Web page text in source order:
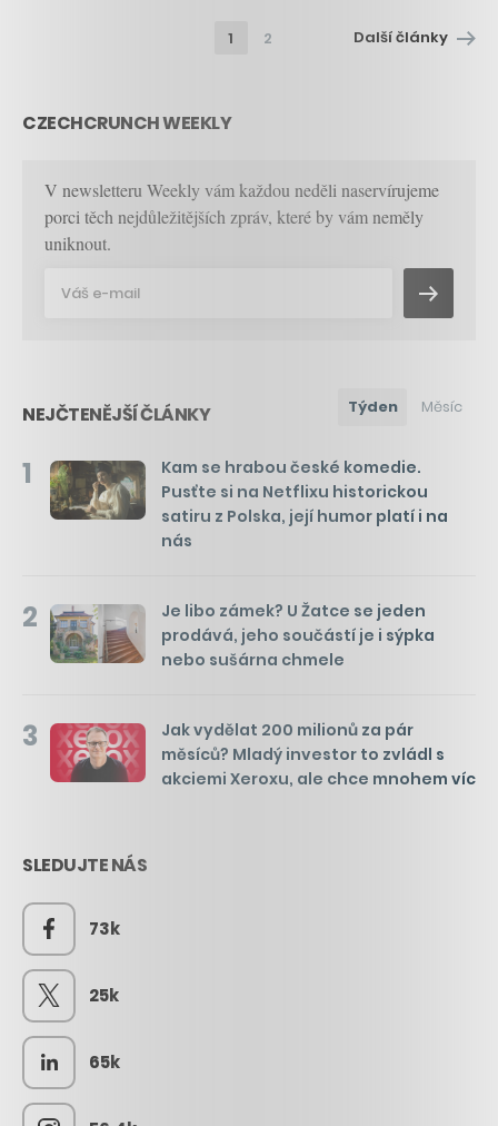
1 2 Další články
CZECHCRUNCH WEEKLY
V newsletteru Weekly vám každou neděli naservírujeme
porci těch nejdůležitějších zpráv, které by vám neměly
uniknout.
NEJČTENĚJŠÍ ČLÁNKY Týden Měsíc
1
Kam se hrabou české komedie.
Pusťte si na Netflixu historickou
satiru z Polska, její humor platí i na
nás
2
Je libo zámek? U Žatce se jeden
prodává, jeho součástí je i sýpka
nebo sušárna chmele
3
Jak vydělat 200 milionů za pár
měsíců? Mladý investor to zvládl s
akciemi Xeroxu, ale chce mnohem víc
SLEDUJTE NÁS
73k
25k
65k